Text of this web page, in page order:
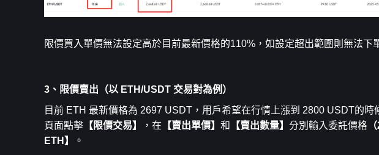
限價買入單價無法設定高於目前最新價格的110%，如設定超出範圍則無法下
3、限價賣出（以 ETH/USDT 交易對為例）
目前 ETH 最新價格為 2697 USDT，用戶希望在行情上漲到 2800 USDT的
頁面點擊 【限價交易】 ，在 【賣出單價】 和 【賣出數量】 分別輸入委託價格
ETH】
。